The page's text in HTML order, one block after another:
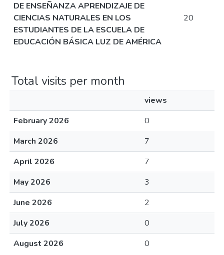
DE ENSEÑANZA APRENDIZAJE DE
CIENCIAS NATURALES EN LOS
ESTUDIANTES DE LA ESCUELA DE
EDUCACIÓN BÁSICA LUZ DE AMÉRICA
20
Total visits per month
views
February 2026
0
March 2026
7
April 2026
7
May 2026
3
June 2026
2
July 2026
0
August 2026
0